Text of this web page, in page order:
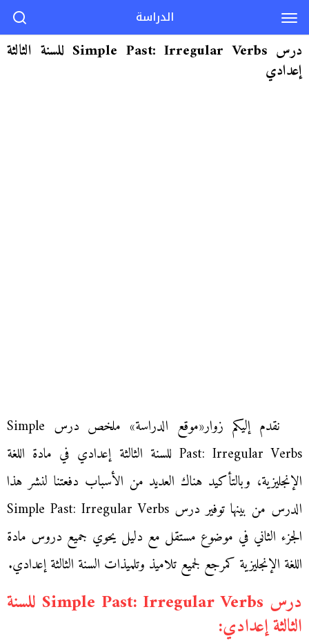
درس Simple Past: Irregular Verbs للسنة الثالثة
إعدادي
نقدم إليكم زوار«موقع الدراسة» ملخص درس Simple
Past: Irregular Verbs للسنة الثالثة إعدادي في مادة اللغة
الإنجليزية، وبالتأكيد هناك العديد من الأسباب دفعتنا لنشر هذا
الدرس من بينها توفير درس Simple Past: Irregular Verbs
الجزء الثاني في موضوع مستقل مع دليل يحوي جميع دروس مادة
اللغة الإنجليزية كمرجع لجميع تلاميذ وتلميذات السنة الثالثة إعدادي.
درس Simple Past: Irregular Verbs للسنة
الثالثة إعدادي:
الدراسة